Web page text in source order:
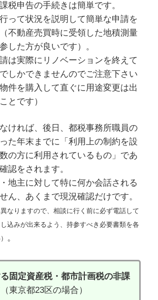
税申告の手続きは簡単です。
って状況を説明して簡単な申請を
不動産売買時に受領した地積測量
した方が良いです）。
は実際にリノベーションを終えて
しかできませんのでご注意下さい
件を購入して直ぐに用途変更は出
とです）
ければ、後日、都税事務所職員の
た年末までに「利用上の制約を設
の方に利用されているもの」であ
認をされます。
地主に対して特に何か会話される
ん、あくまで現況確認だけです。
異なりますので、相談に行く前に必ず電話して
込みが出来るよう、持参すべき必要書類を各
。
固定資産税・都市計画税の非課
（東京都23区の場合）